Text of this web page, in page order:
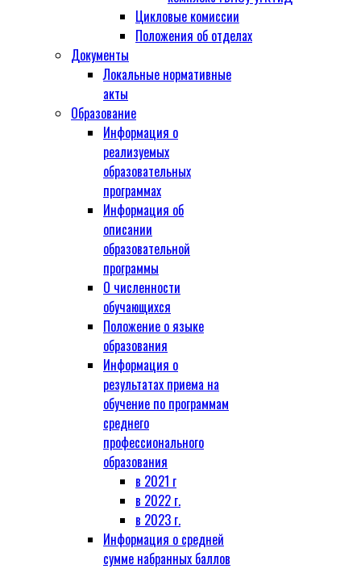
Цикловые комиссии
Положения об отделах
Документы
Локальные нормативные
акты
Образование
Информация о
реализуемых
образовательных
программах
Информация об
описании
образовательной
программы
О численности
обучающихся
Положение о языке
образования
Информация о
результатах приема на
обучение по программам
среднего
профессионального
образования
в 2021 г
в 2022 г.
в 2023 г.
Информация о средней
сумме набранных баллов